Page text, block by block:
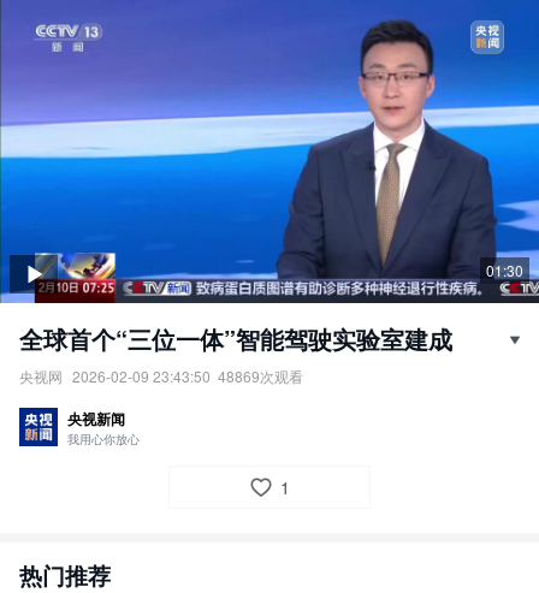
01:30
全球首个“三位一体”智能驾驶实验室建成
央视网 2026-02-09 23:43:50 48869次观看
责任编辑：央视网
央视新闻
我用心你放心
1
热门推荐